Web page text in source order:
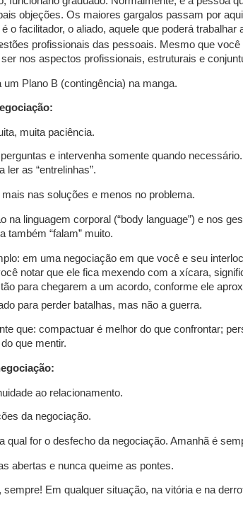
objeções. Os maiores gargalos passam por
o facilitador, o aliado, aquele que poderá trabalhar
profissionais das pessoais. Mesmo que você
nos aspectos profissionais, estruturais e
um Plano B (contingência) na manga.
muita paciência.
e intervenha somente quando
ler as “entrelinhas”.
nas soluções e menos no problema.
na linguagem corporal (“body language”) e nos
também “falam” muito.
em uma negociação em que você e seu
notar que ele fica mexendo com a xícara,
para chegarem a um acordo, conforme ele
para perder batalhas, mas não a guerra.
que: compactuar é melhor do que confrontar;
que mentir.
ao relacionamento.
da negociação.
qual for o desfecho da negociação. Amanhã é
abertas e nunca queime as pontes.
sempre! Em qualquer situação, na vitória e na